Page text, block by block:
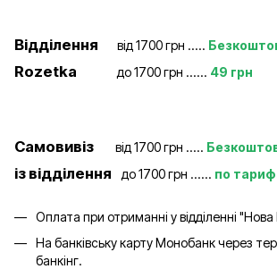
Відділення від 1700 грн .....
Rozetkaдо 1700 грн ...... 49 грн
Самовивіз від 1700 грн .....
із відділення до 1700 грн ...... по
Оплата при отриманні у відділенні
На банківську карту Монобанк через
банкінг.